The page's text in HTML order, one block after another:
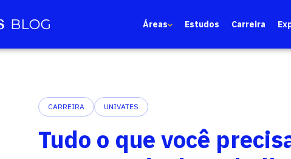
Áreas Estudos Carreira
CARREIRA UNIVATES
Tudo o que você